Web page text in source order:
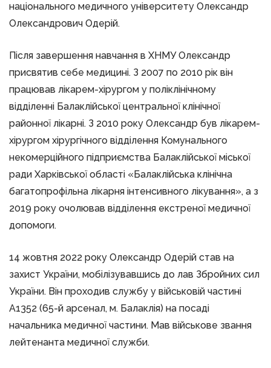
національного медичного університету Олександр
Олександрович Одерій.
Після завершення навчання в ХНМУ Олександр
присвятив себе медицині. З 2007 по 2010 рік він
працював лікарем-хірургом у поліклінічному
відділенні Балаклійської центральної клінічної
районної лікарні. З 2010 року Олександр був лікарем-
хірургом хірургічного відділення Комунального
некомерційного підприємства Балаклійської міської
ради Харківської області «Балаклійська клінічна
багатопрофільна лікарня інтенсивного лікування», а з
2019 року очолював відділення екстреної медичної
допомоги.
14 жовтня 2022 року Олександр Одерій став на
захист України, мобілізувавшись до лав Збройних сил
України. Він проходив службу у військовій частині
А1352 (65-й арсенал, м. Балаклія) на посаді
начальника медичної частини. Мав військове звання
лейтенанта медичної служби.